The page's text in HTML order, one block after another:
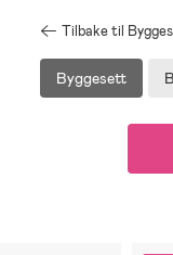
Tilbake til
Byggesett